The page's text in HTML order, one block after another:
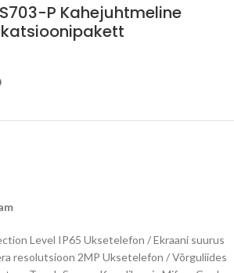
P Kahejuhtmeline
Level IP65 Uksetelefon / Ekraani suurus
resolutsioon 2MP Uksetelefon / Võrguliides